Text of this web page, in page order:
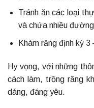
Tránh ăn các loại
và chứa nhiều
Khám răng định kỳ 3
Hy vọng, với những
cách làm, trồng răng
dáng, đáng yêu.